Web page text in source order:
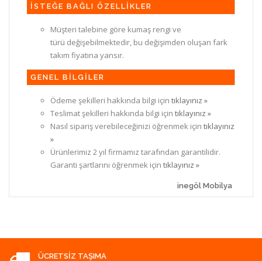
İSTEĞE BAĞLI ÖZELLİKLER
Müşteri talebine göre kumaş rengi ve
türü değişebilmektedir, bu değişimden oluşan fark
takım fiyatına yansır.
GENEL BİLGİLER
Ödeme şekilleri hakkında bilgi için tıklayınız »
Teslimat şekilleri hakkında bilgi için tıklayınız »
Nasıl sipariş verebileceğinizi öğrenmek için tıklayınız
»
Ürünlerimiz 2 yıl firmamız tarafından garantilidir.
Garanti şartlarını öğrenmek için tıklayınız »
inegöl Mobilya
ÜCRETSIZ TAŞIMA